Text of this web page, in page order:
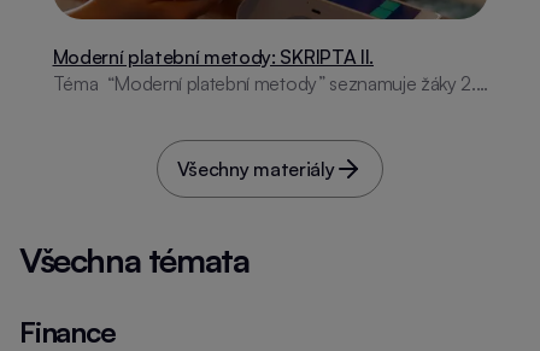
Moderní platební metody: SKRIPTA II.
Téma “Moderní platební metody” seznamuje žáky 2.
bankovnictvím, moderními technologiemi a
internetovou bezpečností. Obsahuje aktivity i
praktické rady.
Všechny materiály
Všechna témata
Finance